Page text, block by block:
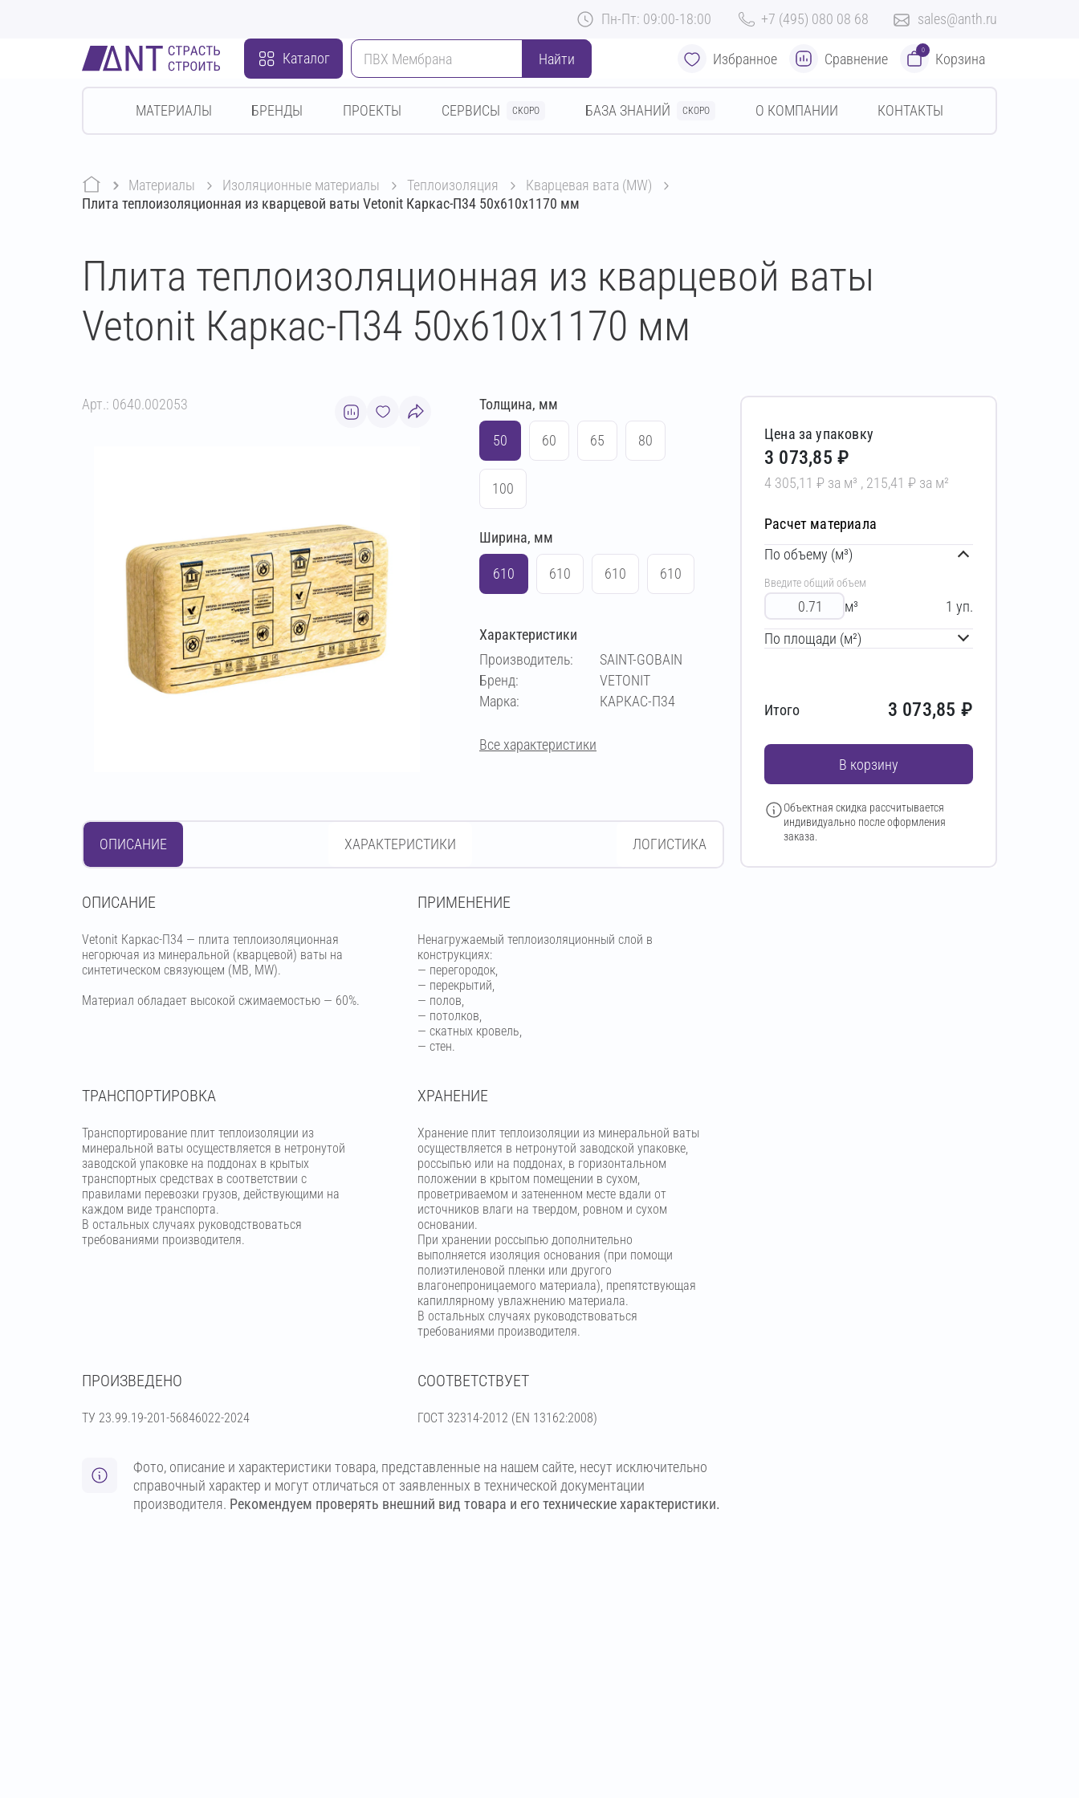
Пн-Пт: 09:00-18:00 +7 (495) 080 08 68 sales@anth.ru
Каталог Найти Избранное Сравнение
0
Корзина
МАТЕРИАЛЫ БРЕНДЫ ПРОЕКТЫ СЕРВИСЫ СКОРО БАЗА ЗНАНИЙ СКОРО О КОМПАНИИ КОНТАКТЫ
Материалы изоляционные материалы теплоизоляция
кварцевая вата (MW)
Плита теплоизоляционная из кварцевой ваты Vetonit Каркас-П34 50х610х1170 мм
Плита теплоизоляционная из кварцевой ваты
Vetonit Каркас-П34 50х610х1170 мм
Арт.: 0640.002053 Толщина, мм
50 60 65 80
100
Ширина, мм
610 610 610 610
Характеристики
Производитель:
SAINT-GOBAIN
Бренд:
VETONIT
Марка:
КАРКАС-П34
Все характеристики
ОПИСАНИЕ ХАРАКТЕРИСТИКИ ЛОГИСТИКА
OПИСАНИЕ
Vetonit Каркас-П34 — плита теплоизоляционная
негорючая из минеральной (кварцевой) ваты на
синтетическом связующем (МВ, MW).
Материал обладает высокой сжимаемостью — 60%.
ПРИМЕНЕНИЕ
Ненагружаемый теплоизоляционный слой в
конструкциях:
— перегородок,
— перекрытий,
— полов,
— потолков,
— скатных кровель,
— стен.
ТРАНСПОРТИРОВКА
Транспортирование плит теплоизоляции из
минеральной ваты осуществляется в нетронутой
заводской упаковке на поддонах в крытых
транспортных средствах в соответствии с
правилами перевозки грузов, действующими на
каждом виде транспорта.
В остальных случаях руководствоваться
требованиями производителя.
ХРАНЕНИЕ
Хранение плит теплоизоляции из минеральной ваты
осуществляется в нетронутой заводской упаковке,
россыпью или на поддонах, в горизонтальном
положении в крытом помещении в сухом,
проветриваемом и затененном месте вдали от
источников влаги на твердом, ровном и сухом
основании.
При хранении россыпью дополнительно
выполняется изоляция основания (при помощи
полиэтиленовой пленки или другого
влагонепроницаемого материала), препятствующая
капиллярному увлажнению материала.
В остальных случаях руководствоваться
требованиями производителя.
ПРОИЗВЕДЕНО
ТУ 23.99.19-201-56846022-2024
СООТВЕТСТВУЕТ
ГОСТ 32314-2012 (ЕN 13162:2008)
Фото, описание и характеристики товара, представленные на нашем сайте, несут исключительно
справочный характер и могут отличаться от заявленных в технической документации
производителя. Рекомендуем проверять внешний вид товара и его технические характеристики.
Цена за упаковку
3 073,85 ₽
4 305,11 ₽ за м³ , 215,41 ₽ за м²
Расчет материала
По объему (м³)
Введите общий объем
м³ 1 уп.
По площади (м²)
Итого 3 073,85 ₽
В корзину
Объектная скидка рассчитывается
индивидуально после оформления
заказа.